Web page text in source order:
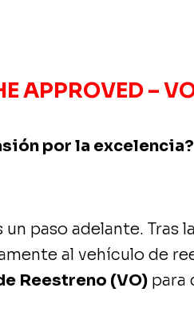
APPROVED –
por la
un paso adelante. Tras
al vehículo de
Reestreno (VO) para